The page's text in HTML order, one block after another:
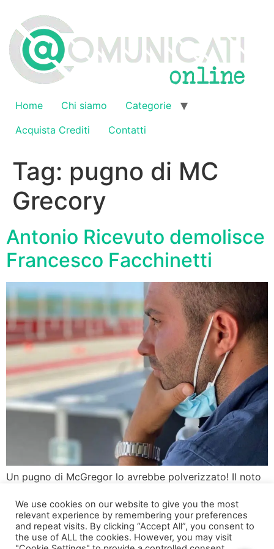
contenuto
Home Chi siamo
Categorie
Acquista Crediti
Contatti
Tag: pugno di MC
Grecory
Antonio Ricevuto demolisce
Francesco Facchinetti
Un pugno di McGregor lo avrebbe polverizzato! Il noto
più di un milione di follower, sembra non voler mandare
giu quella che a suo giudizio sarebbe perlomeno la
bufala del mese. “Un pugno di un atleta di quel calibro
We use cookies on our website to give you the most
relevant experience by remembering your preferences
and repeat visits. By clicking “Accept All”, you consent to
the use of ALL the cookies. However, you may visit